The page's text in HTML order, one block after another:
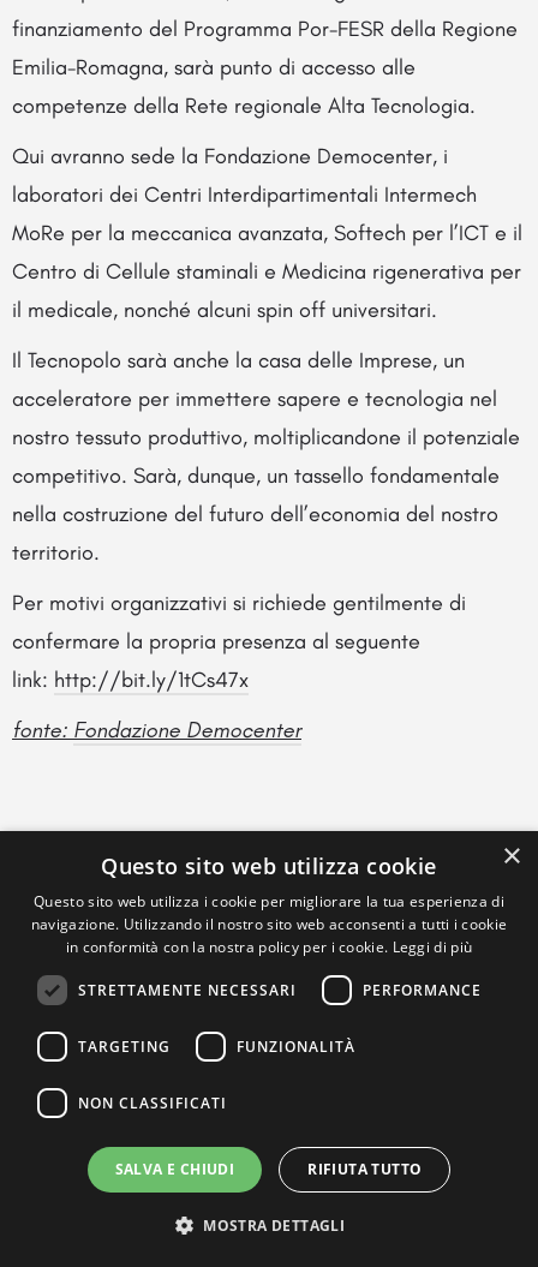
finanziamento del Programma Por-FESR della Regione
Emilia-Romagna, sarà punto di accesso alle
competenze della Rete regionale Alta Tecnologia.
Qui avranno sede la Fondazione Democenter, i
laboratori dei Centri Interdipartimentali Intermech
MoRe per la meccanica avanzata, Softech per l’ICT e il
Centro di Cellule staminali e Medicina rigenerativa per
il medicale, nonché alcuni spin off universitari.
Il Tecnopolo sarà anche la casa delle Imprese, un
acceleratore per immettere sapere e tecnologia nel
nostro tessuto produttivo, moltiplicandone il potenziale
competitivo. Sarà, dunque, un tassello fondamentale
nella costruzione del futuro dell’economia del nostro
territorio.
Per motivi organizzativi si richiede gentilmente di
confermare la propria presenza al seguente
link: http://bit.ly/1tCs47x
fonte: Fondazione Democenter
×
Questo sito web utilizza cookie
Questo sito web utilizza i cookie per migliorare la tua esperienza di
navigazione. Utilizzando il nostro sito web acconsenti a tutti i cookie
in conformità con la nostra policy per i cookie. Leggi di più
STRETTAMENTE NECESSARI PERFORMANCE
TARGETING FUNZIONALITÀ
NON CLASSIFICATI
SALVA E CHIUDI RIFIUTA TUTTO
MOSTRA DETTAGLI